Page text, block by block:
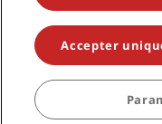
© 2026 Radisson Hotel
Hotel Group, Radisson,
Radisson Individuals, Park
Radisson, Radisson
déposées de Radisson
Accepter